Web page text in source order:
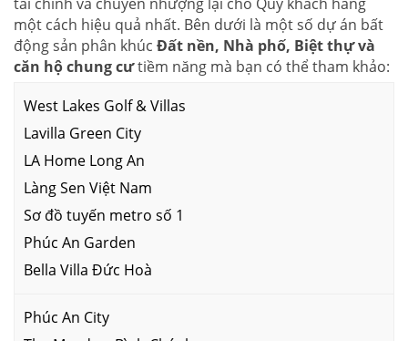
một cách hiệu quả nhất. Bên dưới là một số dự án bất
động sản phân khúc Đất nền, Nhà phố, Biệt thự và
căn hộ chung cưtiềm năng mà bạn có thể tham khảo:
West Lakes Golf & Villas
Lavilla Green City
LA Home Long An
Làng Sen Việt Nam
Sơ đồ tuyến metro số 1
Phúc An Garden
Bella Villa Đức Hoà
Phúc An City